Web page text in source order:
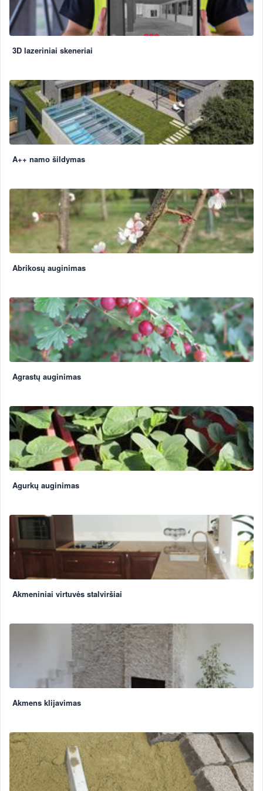
3D lazeriniai skeneriai
A++ namo šildymas
Abrikosų auginimas
Agrastų auginimas
Agurkų auginimas
Akmeniniai virtuvės stalviršiai
Akmens klijavimas